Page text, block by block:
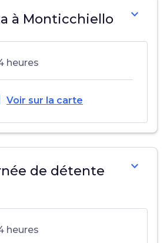
à Monticchiello expand_more
heures
Voir sur la carte
de détente
expand_more
heures